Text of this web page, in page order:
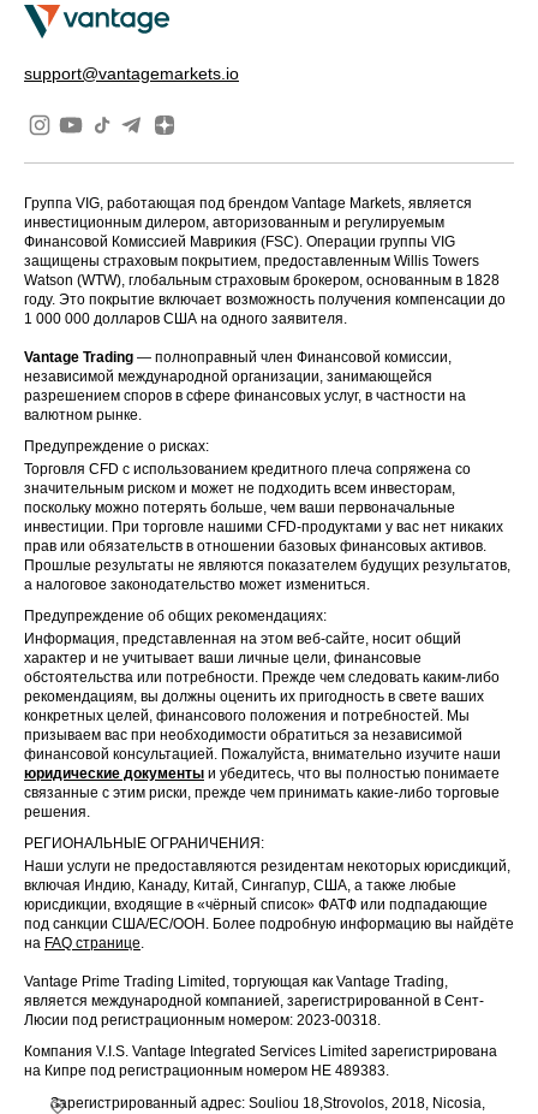
support@vantagemarkets.io
Группа VIG, работающая под брендом Vantage Markets, является
инвестиционным дилером, авторизованным и регулируемым
Финансовой Комиссией Маврикия (FSC). Операции группы VIG
защищены страховым покрытием, предоставленным Willis Towers
Watson (WTW), глобальным страховым брокером, основанным в 1828
году. Это покрытие включает возможность получения компенсации до
1 000 000 долларов США на одного заявителя.
Vantage Trading — полноправный член Финансовой комиссии,
независимой международной организации, занимающейся
разрешением споров в сфере финансовых услуг, в частности на
валютном рынке.
Предупреждение о рисках:
Торговля CFD с использованием кредитного плеча сопряжена со
значительным риском и может не подходить всем инвесторам,
поскольку можно потерять больше, чем ваши первоначальные
инвестиции. При торговле нашими CFD-продуктами у вас нет никаких
прав или обязательств в отношении базовых финансовых активов.
Прошлые результаты не являются показателем будущих результатов,
а налоговое законодательство может измениться.
Предупреждение об общих рекомендациях:
Информация, представленная на этом веб-сайте, носит общий
характер и не учитывает ваши личные цели, финансовые
обстоятельства или потребности. Прежде чем следовать каким-либо
рекомендациям, вы должны оценить их пригодность в свете ваших
конкретных целей, финансового положения и потребностей. Мы
призываем вас при необходимости обратиться за независимой
финансовой консультацией. Пожалуйста, внимательно изучите наши
юридические документы и убедитесь, что вы полностью понимаете
связанные с этим риски, прежде чем принимать какие-либо торговые
решения.
РЕГИОНАЛЬНЫЕ ОГРАНИЧЕНИЯ:
Наши услуги не предоставляются резидентам некоторых юрисдикций,
включая Индию, Канаду, Китай, Сингапур, США, а также любые
юрисдикции, входящие в «чёрный список» ФАТФ или подпадающие
под санкции США/ЕС/ООН. Более подробную информацию вы найдёте
на FAQ странице
Vantage Prime Trading Limited, торгующая как Vantage Trading,
является международной компанией, зарегистрированной в Сент-
Люсии под регистрационным номером: 2023-00318.
Компания V.I.S. Vantage Integrated Services Limited зарегистрирована
на Кипре под регистрационным номером HE 489383.
Зарегистрированный адрес: Souliou 18,Strovolos, 2018, Nicosia,